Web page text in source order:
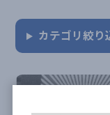
カテゴリ絞